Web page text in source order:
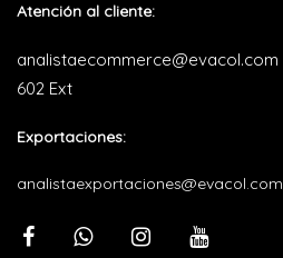
Atención al cliente:
analistaecommerce@evacol.com
602 Ext
Exportaciones:
analistaexportaciones@evacol.com